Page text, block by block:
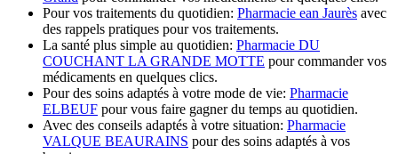
Pour vos traitements du quotidien: Pharmacie ean Jaurès avec
des rappels pratiques pour vos traitements.
La santé plus simple au quotidien: Pharmacie DU
COUCHANT LA GRANDE MOTTE pour commander vos
médicaments en quelques clics.
Pour des soins adaptés à votre mode de vie: Pharmacie
ELBEUF pour vous faire gagner du temps au quotidien.
Avec des conseils adaptés à votre situation: Pharmacie
VALQUE BEAURAINS pour des soins adaptés à vos